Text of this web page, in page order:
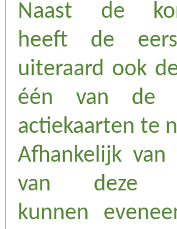
Naast de
heeft de
uiteraard ook
één van de
actiekaarten te
Afhankelijk
van deze
kunnen